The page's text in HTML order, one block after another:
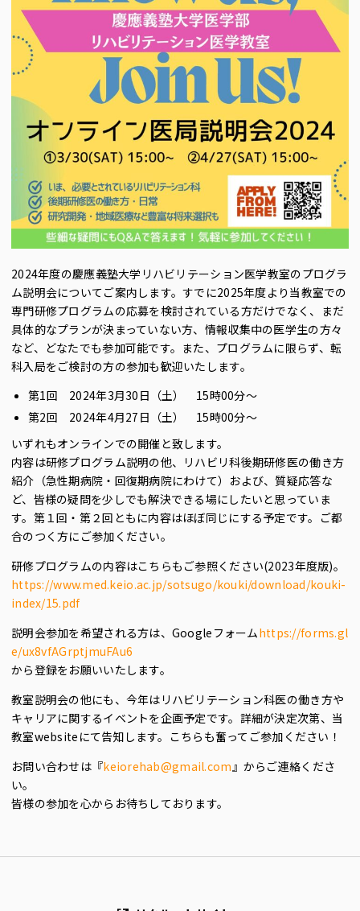
2024年度の慶應義塾大学リハビリテーション医学教室のプログラ
ム説明会についてご案内します。すでに2025年度より当教室での
専門研修プログラムの応募を検討されている方だけでなく、まだ
具体的なプランが決まっていない方、情報収集中の医学生の方々
など、どなたでも参加可能です。また、プログラムに限らず、転
科入局をご検討の方の参加も歓迎いたします。
第1回 2024年3月30日（土） 15時00分〜
第2回 2024年4月27日（土） 15時00分〜
いずれもオンラインでの開催と致します。
内容は研修プログラム説明の他、リハビリ科後期研修医の働き方
紹介（急性期病院・回復期病院にわけて）および、質疑応答な
ど、皆様の疑問を少しでも解決できる場にしたいと思っていま
す。第１回・第２回ともに内容はほぼ同じにする予定です。ご都
合のつく方にご参加ください。
研修プログラムの内容はこちらもご参照ください(2023年度版)。
https://www.med.keio.ac.jp/sotsugo/kouki/download/kouki-
index/15.pdf
説明会参加を希望される方は、Googleフォームhttps://forms.gl
e/ux8vfAGrptjmuFAu6
から登録をお願いいたします。
教室説明会の他にも、今年はリハビリテーション科医の働き方や
キャリアに関するイベントを企画予定です。詳細が決定次第、当
教室websiteにて告知します。こちらも奮ってご参加ください！
お問い合わせは『keiorehab@gmail.com 』からご連絡くださ
い。
皆様の参加を心からお待ちしております。